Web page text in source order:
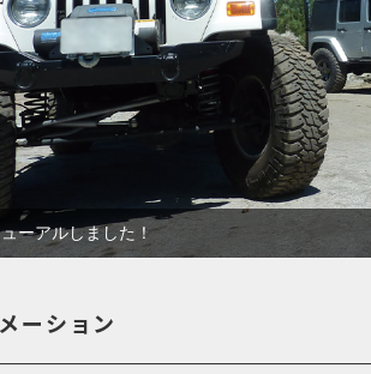
ーアルしました！
ーション